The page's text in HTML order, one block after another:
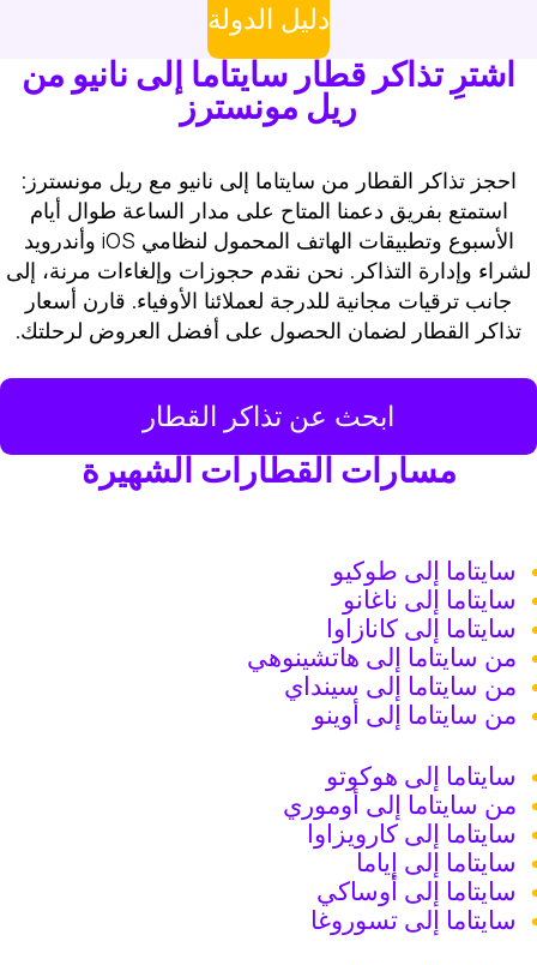
دليل الدولة
اشترِ تذاكر قطار سايتاما إلى نانيو من
ريل مونسترز
احجز تذاكر القطار من سايتاما إلى نانيو مع ريل مونسترز:
استمتع بفريق دعمنا المتاح على مدار الساعة طوال أيام
الأسبوع وتطبيقات الهاتف المحمول لنظامي iOS وأندرويد
لشراء وإدارة التذاكر. نحن نقدم حجوزات وإلغاءات مرنة، إلى
جانب ترقيات مجانية للدرجة لعملائنا الأوفياء. قارن أسعار
تذاكر القطار لضمان الحصول على أفضل العروض لرحلتك.
ابحث عن تذاكر القطار
مسارات القطارات الشهيرة
سايتاما إلى طوكيو
سايتاما إلى ناغانو
سايتاما إلى كانازاوا
من سايتاما إلى هاتشينوهي
من سايتاما إلى سينداي
من سايتاما إلى أوينو
سايتاما إلى هوكوتو
من سايتاما إلى أوموري
سايتاما إلى كارويزاوا
سايتاما إلى إياما
سايتاما إلى أوساكي
سايتاما إلى تسوروغا